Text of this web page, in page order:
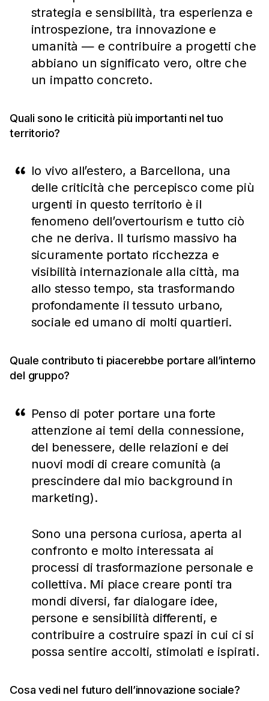
strategia e sensibilità, tra esperienza e
introspezione, tra innovazione e
umanità — e contribuire a progetti che
abbiano un significato vero, oltre che
un impatto concreto.
Quali sono le criticità più importanti nel tuo
territorio?
Io vivo all’estero, a Barcellona, una
delle criticità che percepisco come più
urgenti in questo territorio è il
fenomeno dell’overtourism e tutto ciò
che ne deriva. Il turismo massivo ha
sicuramente portato ricchezza e
visibilità internazionale alla città, ma
allo stesso tempo, sta trasformando
profondamente il tessuto urbano,
sociale ed umano di molti quartieri.
Quale contributo ti piacerebbe portare all’interno
del gruppo?
Penso di poter portare una forte
attenzione ai temi della connessione,
del benessere, delle relazioni e dei
nuovi modi di creare comunità (a
prescindere dal mio background in
marketing).
Sono una persona curiosa, aperta al
confronto e molto interessata ai
processi di trasformazione personale e
collettiva. Mi piace creare ponti tra
mondi diversi, far dialogare idee,
persone e sensibilità differenti, e
contribuire a costruire spazi in cui ci si
possa sentire accolti, stimolati e ispirati.
Cosa vedi nel futuro dell’innovazione sociale?